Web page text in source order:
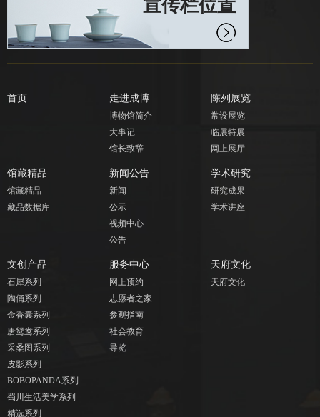
宣传栏位置
首页 走进成博
博物馆简介
大事记
馆长致辞
陈列展览
常设展览
临展特展
网上展厅
馆藏精品
馆藏精品
藏品数据库
新闻公告
新闻
公示
视频中心
公告
学术研究
研究成果
学术讲座
文创产品
石犀系列
陶俑系列
金香囊系列
唐鸳鸯系列
采桑图系列
皮影系列
BOBOPANDA系列
蜀川生活美学系列
精选系列
服务中心
网上预约
志愿者之家
参观指南
社会教育
导览
天府文化
天府文化